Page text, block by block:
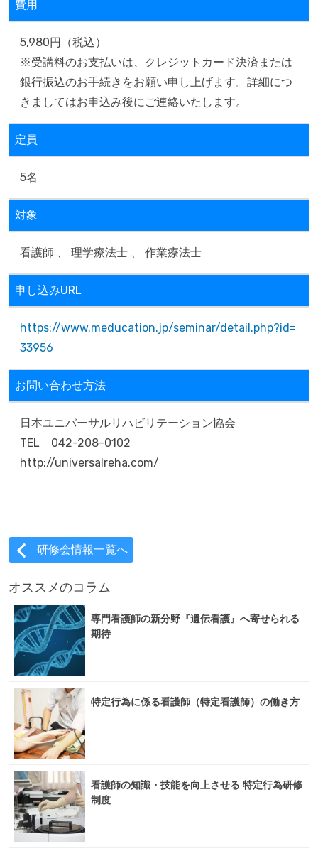
費用
5,980円（税込）
※受講料のお支払いは、クレジットカード決済または
銀行振込のお手続きをお願い申し上げます。詳細につ
きましてはお申込み後にご連絡いたします。
定員
5名
対象
看護師 、 理学療法士 、 作業療法士
申し込みURL
https://www.meducation.jp/seminar/detail.php?id=
33956
お問い合わせ方法
日本ユニバーサルリハビリテーション協会
TEL　042-208-0102
http://universalreha.com/
研修会情報一覧へ
オススメのコラム
専門看護師の新分野『遺伝看護』へ寄せられる
期待
特定行為に係る看護師（特定看護師）の働き方
看護師の知識・技能を向上させる 特定行為研修
制度